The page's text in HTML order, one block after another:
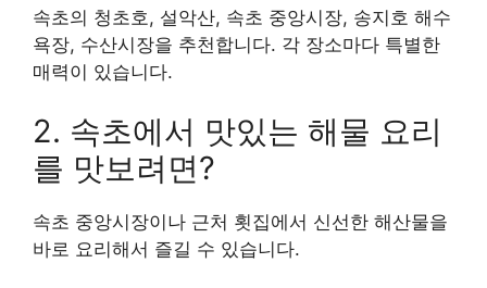
속초의 청초호, 설악산, 속초 중앙시장, 송지호 해수
욕장, 수산시장을 추천합니다. 각 장소마다 특별한
매력이 있습니다.
2. 속초에서 맛있는 해물 요리
를 맛보려면?
속초 중앙시장이나 근처 횟집에서 신선한 해산물을
바로 요리해서 즐길 수 있습니다.